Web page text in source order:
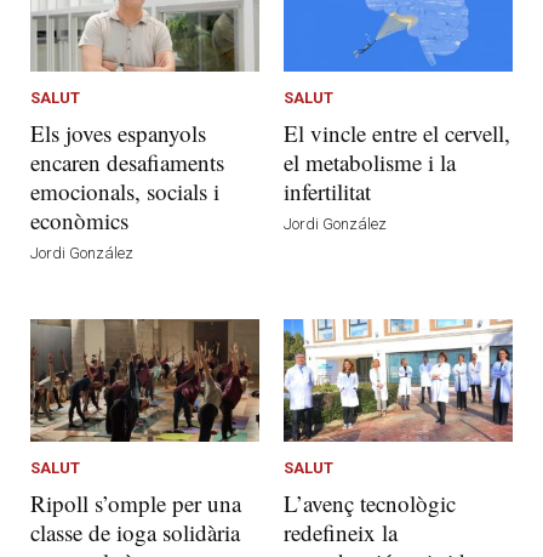
SALUT
Els joves espanyols
encaren desafiaments
emocionals, socials i
econòmics
Jordi González
SALUT
El vincle entre el cervell,
el metabolisme i la
infertilitat
Jordi González
SALUT
Ripoll s’omple per una
classe de ioga solidària
SALUT
L’avenç tecnològic
redefineix la